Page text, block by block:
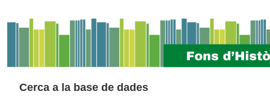
Cerca a la base de dades